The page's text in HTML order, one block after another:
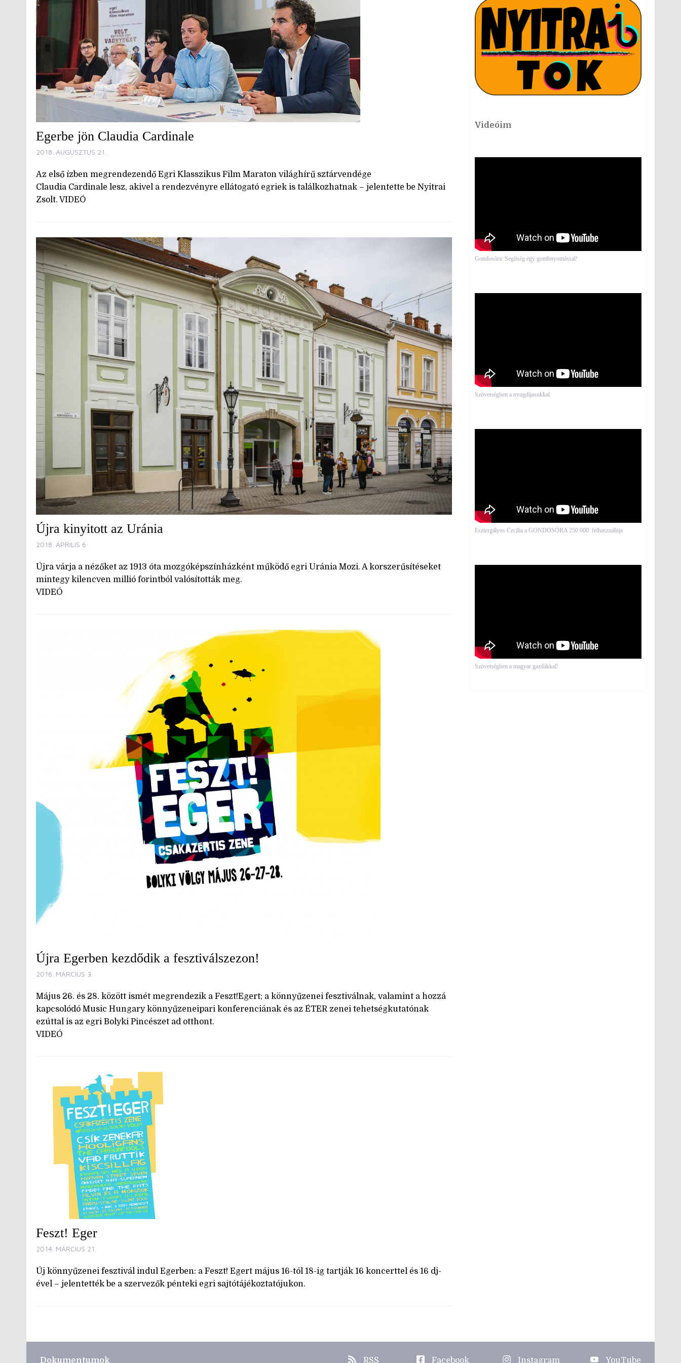
Egerbe jön Claudia Cardinale
2018. AUGUSZTUS 21.
Az első ízben megrendezendő Egri Klasszikus Film Maraton világhírű sztárvendége
Claudia Cardinale lesz, akivel a rendezvényre ellátogató egriek is találkozhatnak – jelentette be Nyitrai
Zsolt. VIDEÓ
Újra kinyitott az Uránia
2018. ÁPRILIS 6.
Újra várja a nézőket az 1913 óta mozgóképszínházként működő egri Uránia Mozi. A korszerűsítéseket
mintegy kilencven millió forintból valósították meg.
VIDEÓ
Újra Egerben kezdődik a fesztiválszezon!
2016. MÁRCIUS 3.
Május 26. és 28. között ismét megrendezik a Feszt!Egert; a könnyűzenei fesztiválnak, valamint a hozzá
kapcsolódó Music Hungary könnyűzeneipari konferenciának és az ÉTER zenei tehetségkutatónak
ezúttal is az egri Bolyki Pincészet ad otthont.
VIDEÓ
Feszt! Eger
2014. MÁRCIUS 21.
Új könnyűzenei fesztivál indul Egerben: a Feszt! Egert május 16-tól 18-ig tartják 16 koncerttel és 16 dj-
ével – jelentették be a szervezők pénteki egri sajtótájékoztatójukon.
Videóim
Gondosóra: Segítség egy gombnyomással!
Szövetségben a nyugdíjasokkal
Esztergályos Cecília a GONDOSÓRA 250 000. felhasználója
Szövetségben a magyar gazdákkal!
Dokumentumok RSS Facebook Instagram YouTube